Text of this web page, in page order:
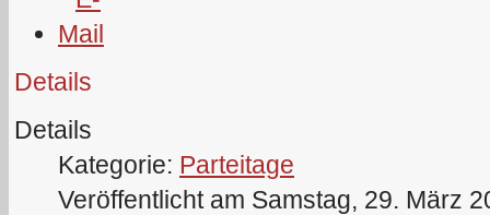
Details
Details
Kategorie: Parteitage
Veröffentlicht am Samstag, 29. März